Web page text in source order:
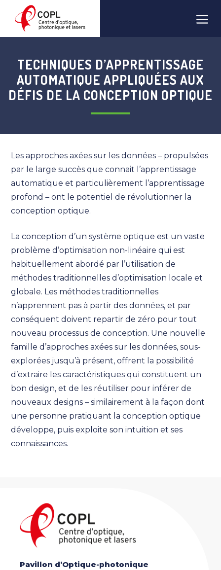
contenu
TECHNIQUES D’APPRENTISSAGE
AUTOMATIQUE APPLIQUÉES AUX
DÉFIS DE LA CONCEPTION OPTIQUE
Les approches axées sur les données – propulsées
par le large succès que connait l’apprentissage
automatique et particulièrement l’apprentissage
profond – ont le potentiel de révolutionner la
conception optique.
La conception d’un système optique est un vaste
problème d’optimisation non-linéaire qui est
habituellement abordé par l’utilisation de
méthodes traditionnelles d’optimisation locale et
globale. Les méthodes traditionnelles
n’apprennent pas à partir des données, et par
conséquent doivent repartir de zéro pour tout
nouveau processus de conception. Une nouvelle
famille d’approches axées sur les données, sous-
explorées jusqu’à présent, offrent la possibilité
d’extraire les caractéristiques qui constituent un
bon design, et de les réutiliser pour inférer de
nouveaux designs – similairement à la façon dont
une personne pratiquant la conception optique
développe, puis exploite son intuition et ses
connaissances.
Pavillon d’Optique-photonique